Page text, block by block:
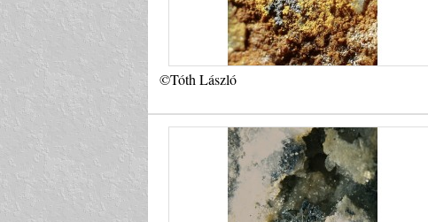
©Tóth László